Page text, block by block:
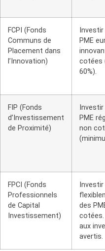
FCPI (Fonds
Communs de
Placement dans
l’Innovation)
PME
cotées
60%).
FIP (Fonds
d’Investissement
de Proximité)
PME
non
FPCI (Fonds
Professionnels
de Capital
Investissement)
Investir
des
cotées.
aux
avertis.